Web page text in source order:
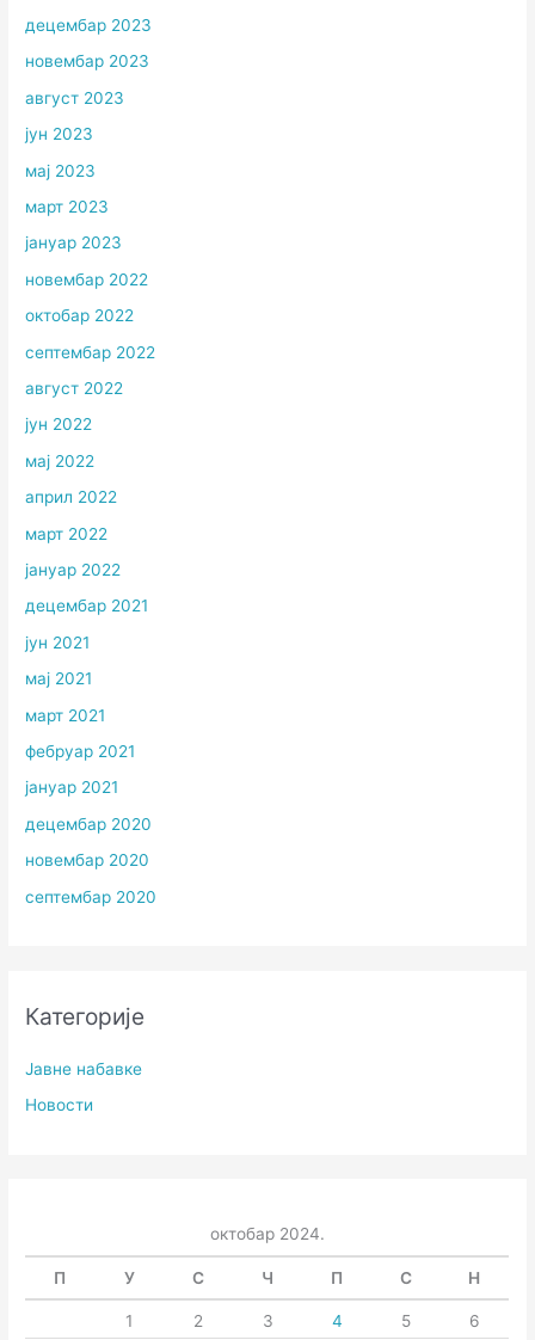
децембар 2023
новембар 2023
август 2023
јун 2023
мај 2023
март 2023
јануар 2023
новембар 2022
октобар 2022
септембар 2022
август 2022
јун 2022
мај 2022
април 2022
март 2022
јануар 2022
децембар 2021
јун 2021
мај 2021
март 2021
фебруар 2021
јануар 2021
децембар 2020
новембар 2020
септембар 2020
Категорије
Јавне набавке
Новости
октобар 2024.
П У С Ч П С Н
1 2 3 4 5 6